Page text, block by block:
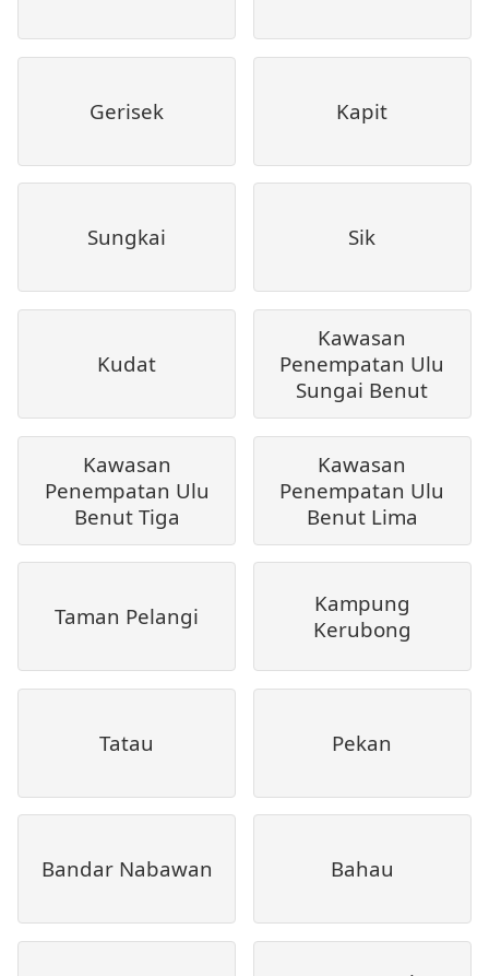
Gerisek Kapit
Sungkai Sik
Kudat
Kawasan
Penempatan Ulu
Sungai Benut
Kawasan
Penempatan Ulu
Benut Tiga
Kawasan
Penempatan Ulu
Benut Lima
Taman Pelangi
Kampung
Kerubong
Tatau Pekan
Bandar Nabawan Bahau